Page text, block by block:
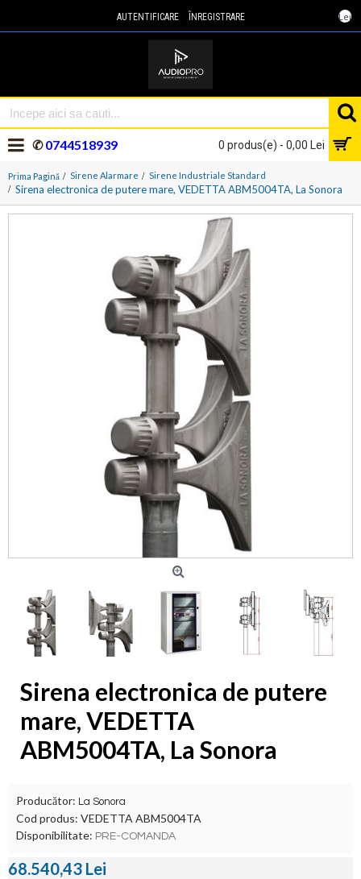
Lei
AUTENTIFICARE ÎNREGISTRARE
0 produs(e) - 0,00 Lei
✆0744518939
Prima Pagină Sirene Alarmare Sirene Industriale Standard
Sirena electronica de putere mare, VEDETTA ABM5004TA, La Sonora
Sirena electronica de putere
mare, VEDETTA
ABM5004TA, La Sonora
Producător: La Sonora
Cod produs: VEDETTA ABM5004TA
Disponibilitate: PRE-COMANDA
68.540,43 Lei